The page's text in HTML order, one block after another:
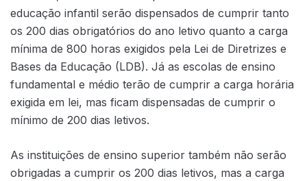
educação infantil serão dispensados de cumprir tanto
os 200 dias obrigatórios do ano letivo quanto a carga
mínima de 800 horas exigidos pela Lei de Diretrizes e
Bases da Educação (LDB). Já as escolas de ensino
fundamental e médio terão de cumprir a carga horária
exigida em lei, mas ficam dispensadas de cumprir o
mínimo de 200 dias letivos.
As instituições de ensino superior também não serão
obrigadas a cumprir os 200 dias letivos, mas a carga